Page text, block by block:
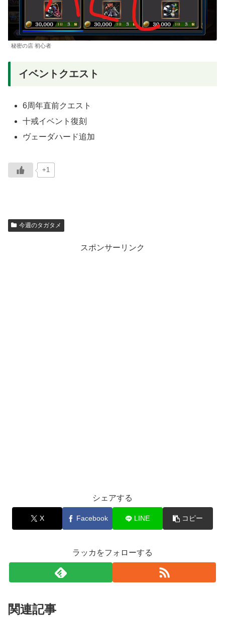
秘密の店 初心者
イベントクエスト
6周年直前クエスト
十戒イベント復刻
ヴェーダハード追加
+1
今週のタガタメ
スポンサーリンク
シェアする
X Facebook LINE コピー
ラッカをフォローする
関連記事